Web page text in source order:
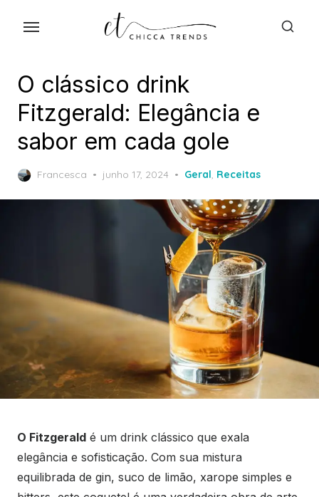
O clássico drink
Fitzgerald: Elegância e
sabor em cada gole
Francesca
Posted
junho 17, 2024 Geral, Receitas
O Fitzgerald é um drink clássico que exala
elegância e sofisticação. Com sua mistura
equilibrada de gin, suco de limão, xarope simples e